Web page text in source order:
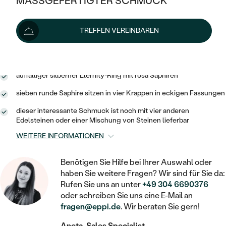
KLASSISCH
V-FORM
VINTAGE
AUSSERGEWÖHNLICHE
GEHÄMMERTE
VON HAND GRAVIERTE
MIT MEHREREN DIAMANTEN
HALO
VINTAGE
IM SET
AUSSERGEWÖHNLICH
GESTALTE EINEN RING
WÄHLE EINEN RING
DIAMANTEN ZUM EINFASSEN
AUSVERKAUF
WENN SCHMUCK HILFT
NACH TYP
OHRRINGE
RINGE
ARMBÄNDER
SCHMUCKSET
PLATIN
OHRSTECKER
CREOLEN
MINIMALISTISCHE
OHRHÄNGER
SOLITÄR
HERZ
GOLD
SILBER
SOLITÄR
PERSONALISIERT
MIT STERNZEICHEN
AUSVERKAUF
GOLD
PLATIN
MEMOIRE
MINIMALISTISCHE
TREFFEN VEREINBAREN
105 €mit dem CodeSUN10 .
auffälliger silberner Eternity-Ring mit rosa Saphiren
sieben runde Saphire sitzen in vier Krappen in eckigen Fassungen
dieser interessante Schmuck ist noch mit vier anderen
Edelsteinen oder einer Mischung von Steinen lieferbar
WEITERE INFORMATIONEN
Benötigen Sie Hilfe bei Ihrer Auswahl oder
haben Sie weitere Fragen? Wir sind für Sie da:
Rufen Sie uns an unter+49 304 6690376
oder schreiben Sie uns eine E-Mail an
fragen@eppi.de. Wir beraten Sie gern!